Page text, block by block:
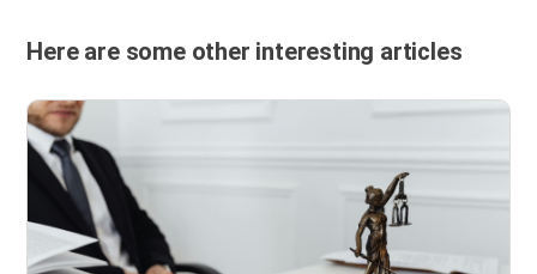
Here are some other interesting articles